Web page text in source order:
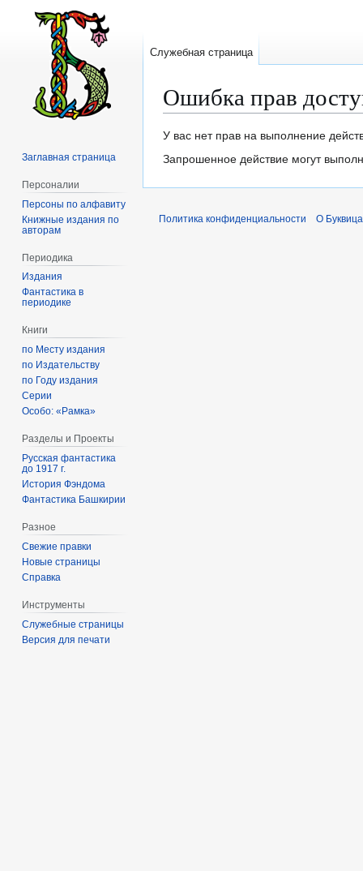
Ошибка прав
Перейти
к
Перейти
к
У вас нет прав на выполнение
Запрошенное действие могут
Служебная страница
Заглавная страница
Персоналии
Персоны по алфавиту
Книжные издания по
авторам
Периодика
Издания
Фантастика в
периодике
Книги
по Месту издания
по Издательству
по Году издания
Серии
Особо: «Рамка»
Разделы и Проекты
Русская фантастика
до 1917 г.
История Фэндома
Фантастика Башкирии
Разное
Свежие правки
Новые страницы
Справка
Инструменты
Служебные страницы
Версия для печати
Политика конфиденциальности О Буквица